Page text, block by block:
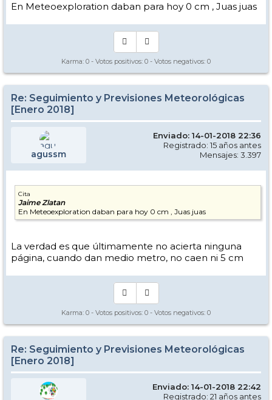
En Meteoexploration daban para hoy 0 cm , Juas juas
Karma: 0 - Votos positivos: 0 - Votos negativos: 0
Re: Seguimiento y Previsiones Meteorológicas
[Enero 2018]
agussm
Enviado: 14-01-2018 22:36
Registrado: 15 años antes
Mensajes: 3.397
Cita
Jaime Zlatan
En Meteoexploration daban para hoy 0 cm , Juas juas
La verdad es que últimamente no acierta ninguna
página, cuando dan medio metro, no caen ni 5 cm
Karma: 0 - Votos positivos: 0 - Votos negativos: 0
Re: Seguimiento y Previsiones Meteorológicas
[Enero 2018]
Enviado: 14-01-2018 22:42
Registrado: 21 años antes